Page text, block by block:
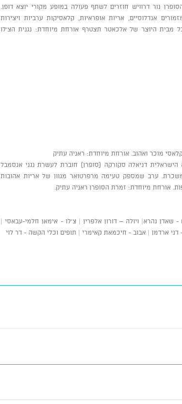
נור דרוויש חוזרים לשתף פעולה במופע מקורי יוצא דופן.
אנדלוסיים, אריות אופראיות, קלאסיקות ערביות ויצירות
מבית היוצר של אלכאטר תצטרף אורחת מיוחדת: נגנית הצ'לו
מוכר ואהוב. אורחת מיוחדת: ראניה עתיק
הישראלית דניאלה סקורקה (סופרן) חוברת לעשרת נגני אנסמבל
משכרת. ערב שמספק טעימה מרפרטואר מגוון של אריות אהובות
אורחת מיוחדת: זמרת הסופרן ראניה עתיק.
אנסמבל פוליפוני: כינור I - פיראס משעור | כינור II - שאדן נהרא| ויולה – דורון אלפרין | צ'לו - אימאן חלמי-עבאסי |
דני ארדמן | אבוב - חיכמאת קאימרי | תופים וכלי הקשה - דר לוי